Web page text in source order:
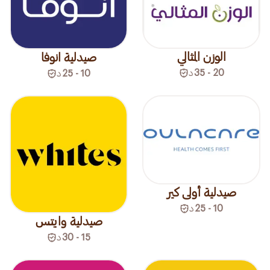
الوزن المثالي
20 - 35 د
صيدلية انوفا
10 - 25 د
صيدلية أولى كير
10 - 25 د
صيدلية وايتس
15 - 30 د